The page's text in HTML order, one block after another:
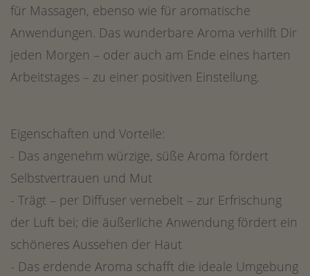
für Massagen, ebenso wie für aromatische
Anwendungen. Das wunderbare Aroma verhilft Dir
jeden Morgen – oder auch am Ende eines harten
Arbeitstages – zu einer positiven Einstellung.
Eigenschaften und Vorteile:
- Das angenehm würzige, süße Aroma fördert
Selbstvertrauen und Mut
- Trägt – per Diffuser vernebelt – zur Erfrischung
der Luft bei; die äußerliche Anwendung fördert ein
schöneres Aussehen der Haut
- Das erdende Aroma schafft die ideale Umgebung